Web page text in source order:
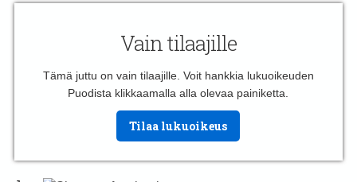
Vain tilaajille
Tämä juttu on vain tilaajille. Voit hankkia lukuoikeuden
Puodista klikkaamalla alla olevaa painiketta.
Tilaa lukuoikeus